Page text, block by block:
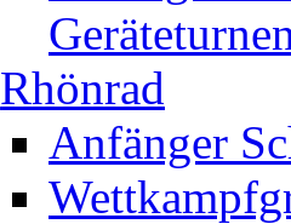
Rhönrad
Anfänger